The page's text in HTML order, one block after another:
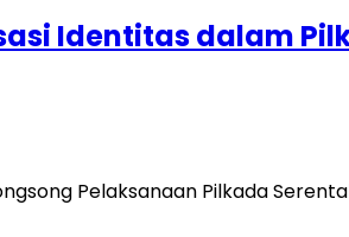
Identitas dalam
Pelaksanaan Pilkada